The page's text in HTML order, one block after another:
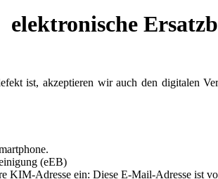
elektronische
ist, akzeptieren wir auch den digitalen
(eEB)
KIM-Adresse ein: Diese E-Mail-Adresse ist